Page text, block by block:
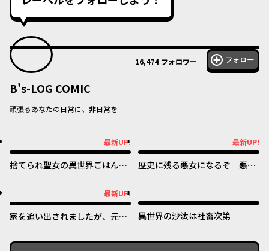
16,474 フォロワー フォロー
B's-LOG COMIC
頑張るあなたの日常に、非日常を
最新UP!
捨てられ聖女の異世界ごはん
最新UP!
歴史に残る悪女になるぞ 悪役
最新UP!
家を追い出されましたが、元気
法と前世知識で快適便利なセカ
異世界の沙汰は社畜次第